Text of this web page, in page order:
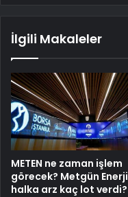
İlgili Makaleler
METEN ne zaman işlem
görecek? Metgün Enerji
halka arz kaç lot verdi?